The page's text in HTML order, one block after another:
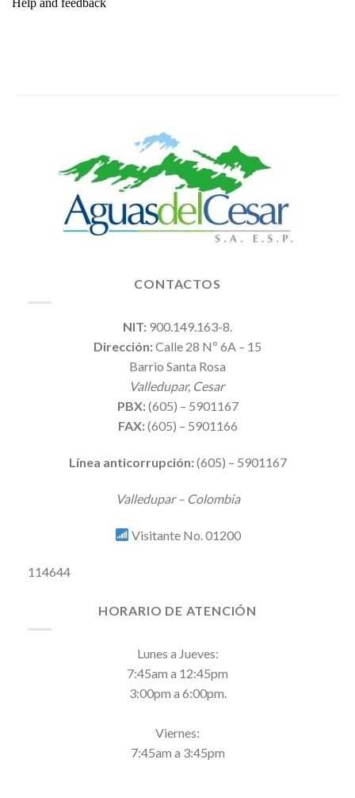
CONTACTOS
NIT: 900.149.163-8.
Dirección:Calle 28 Nº 6A – 15
Barrio Santa Rosa
Valledupar, Cesar
PBX:(605) – 5901167
FAX:(605) – 5901166
Línea anticorrupción:(605) – 5901167
Valledupar – Colombia
Visitante No. 01200
114644
HORARIO DE ATENCIÓN
Lunes a Jueves:
7:45am a 12:45pm
3:00pm a 6:00pm.
Viernes:
7:45am a 3:45pm